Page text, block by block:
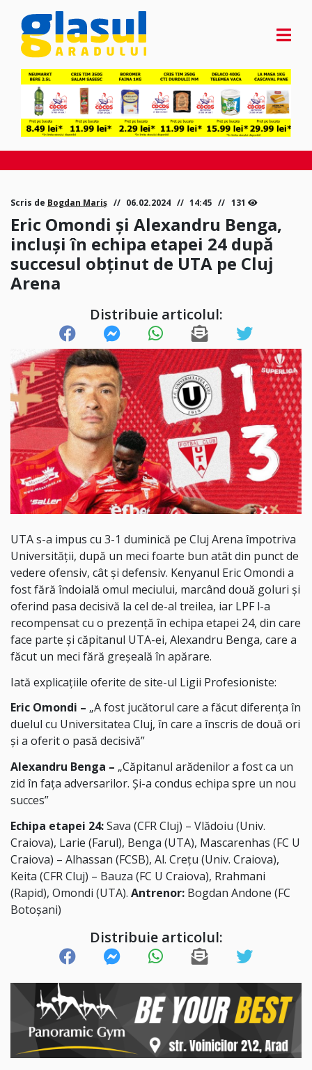
Scris de Bogdan Mariș 06.02.2024 14:45 131
Eric Omondi şi Alexandru Benga,
incluşi în echipa etapei 24 după
succesul obţinut de UTA pe Cluj
Arena
Distribuie articolul:
UTA s-a impus cu 3-1 duminică pe Cluj Arena împotriva
Universității, după un meci foarte bun atât din punct de
vedere ofensiv, cât și defensiv. Kenyanul Eric Omondi a
fost fără îndoială omul meciului, marcând două goluri și
oferind pasa decisivă la cel de-al treilea, iar LPF l-a
recompensat cu o prezență în echipa etapei 24, din care
face parte și căpitanul UTA-ei, Alexandru Benga, care a
făcut un meci fără greșeală în apărare.
Iată explicațiile oferite de site-ul Ligii Profesioniste:
Eric Omondi – „A fost jucătorul care a făcut diferenţa în
duelul cu Universitatea Cluj, în care a înscris de două ori
şi a oferit o pasă decisivă”
Alexandru Benga – „Căpitanul arădenilor a fost ca un
zid în faţa adversarilor. Şi-a condus echipa spre un nou
succes”
Echipa etapei 24:Sava (CFR Cluj) – Vlădoiu (Univ.
Craiova), Larie (Farul), Benga (UTA), Mascarenhas (FC U
Craiova) – Alhassan (FCSB), Al. Crețu (Univ. Craiova),
Keita (CFR Cluj) – Bauza (FC U Craiova), Rrahmani
(Rapid), Omondi (UTA). Antrenor: Bogdan Andone (FC
Botoșani)
Distribuie articolul: